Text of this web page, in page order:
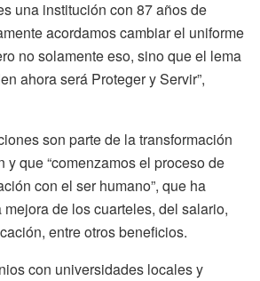
una institución con 87 años de
acordamos cambiar el uniforme
no solamente eso, sino que el lema
ahora será Proteger y Servir”,
son parte de la transformación
y que “comenzamos el proceso de
con el ser humano”, que ha
de los cuarteles, del salario,
entre otros beneficios.
con universidades locales y